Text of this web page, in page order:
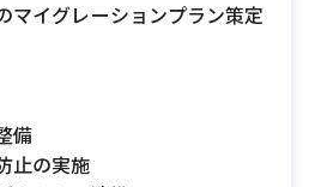
マイグレーションプラン策定
備
止の実施